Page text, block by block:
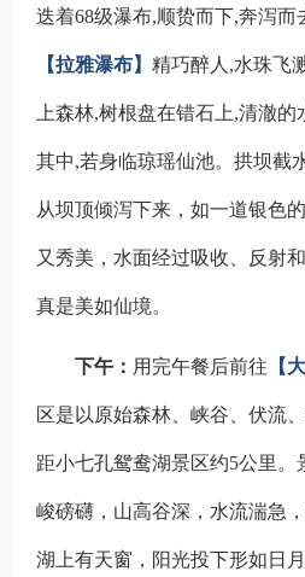
迭着68级瀑布,顺贽而下,奔泻而
【拉雅瀑布】 精巧醉人,水珠飞
上森林,树根盘在错石上,清澈
其中,若身临琼瑶仙池。拱坝截
从坝顶倾泻下来，如一道银色
又秀美，水面经过吸收、反射
真是美如仙境。
下午： 用完午餐后前往 【
区是以原始森林、峡谷、伏流
距小七孔鸳鸯湖景区约5公里
峻磅礴，山高谷深，水流湍急
湖上有天窗，阳光投下形如日